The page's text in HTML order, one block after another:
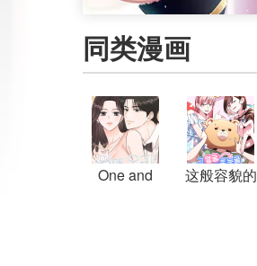
同类漫画
One and
这般容貌的